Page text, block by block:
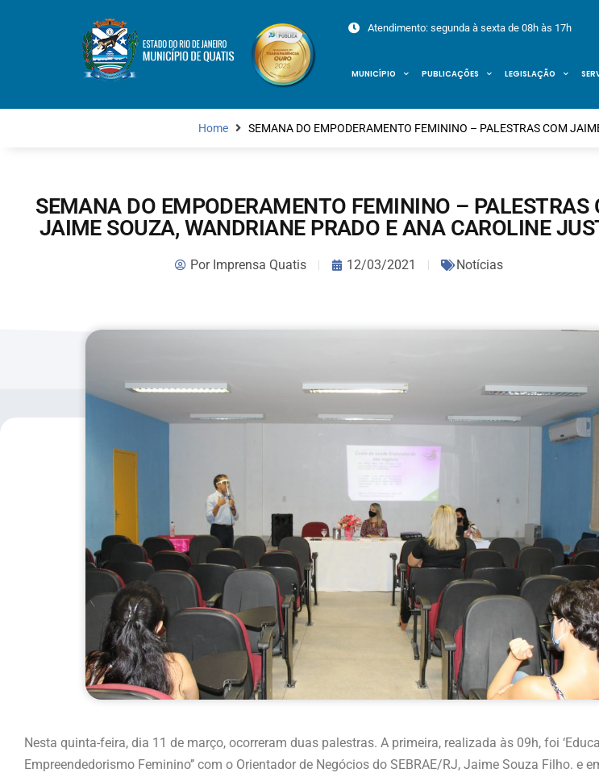
Atendimento: segunda à sexta de 08h às 17h
MUNICÍPIO PUBLICAÇÕES LEGISLAÇÃO
Home SEMANA DO EMPODERAMENTO FEMININO – PALESTRAS COM
SEMANA DO EMPODERAMENTO FEMININO – PALESTRAS
JAIME SOUZA, WANDRIANE PRADO E ANA CAROLINE
PorImprensa Quatis 12/03/2021 Notícias
Nesta quinta-feira, dia 11 de março, ocorreram duas palestras. A primeira, realizada às 09h, foi
Empreendedorismo Feminino’’ com o Orientador de Negócios do SEBRAE/RJ, Jaime Souza Filho. e